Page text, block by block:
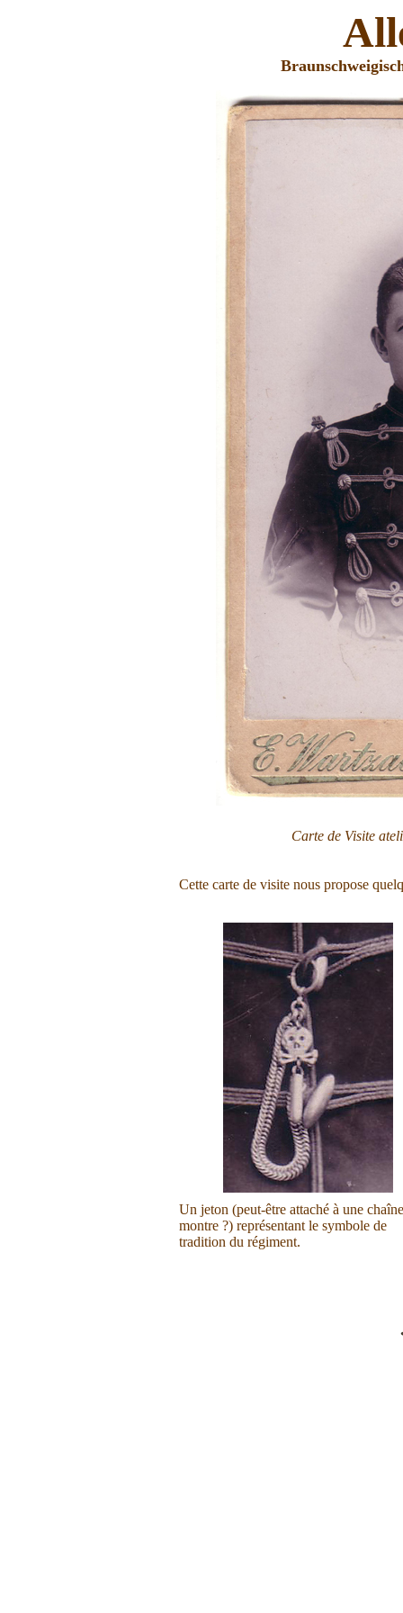
Carte de Visite
Cette carte de visite nous propose
Un jeton (peut-être attaché à une
montre ?) représentant le symbole de
tradition du régiment.